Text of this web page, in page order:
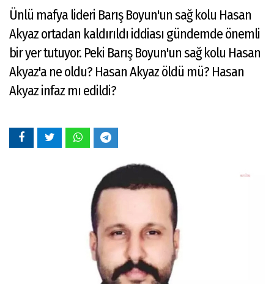
Ünlü mafya lideri Barış Boyun'un sağ kolu Hasan
Akyaz ortadan kaldırıldı iddiası gündemde önemli
bir yer tutuyor. Peki Barış Boyun'un sağ kolu Hasan
Akyaz'a ne oldu? Hasan Akyaz öldü mü? Hasan
Akyaz infaz mı edildi?